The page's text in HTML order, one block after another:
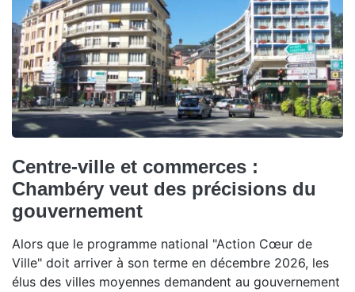
Centre-ville et commerces :
Chambéry veut des précisions du
gouvernement
Alors que le programme national "Action Cœur de
Ville" doit arriver à son terme en décembre 2026, les
élus des villes moyennes demandent au gouvernement